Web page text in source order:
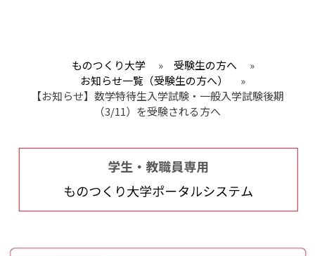
ものつくり大学 » 受験生の方へ
»
お知らせ一覧（受験生の方へ）
»
【お知らせ】数学特待生入学試験・一般入学試験後期
（3/11）を受験される方へ